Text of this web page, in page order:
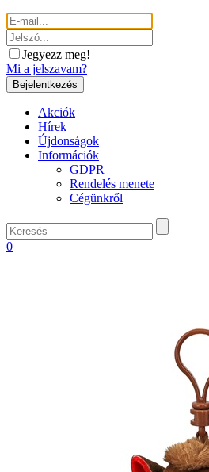
Jegyezz meg!
Mi a jelszavam?
Akciók
Hírek
Újdonságok
Információk
GDPR
Rendelés menete
Cégünkről
0